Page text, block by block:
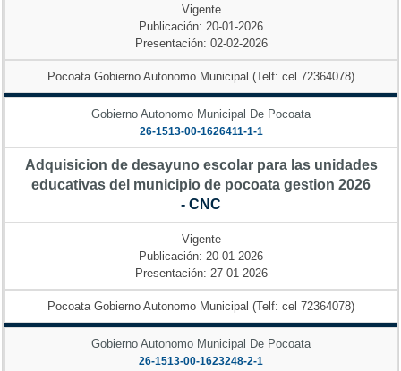
Vigente
Publicación: 20-01-2026
Presentación: 02-02-2026
Pocoata Gobierno Autonomo Municipal (Telf: cel 72364078)
Gobierno Autonomo Municipal De Pocoata
26-1513-00-1626411-1-1
Adquisicion de desayuno escolar para las unidades
educativas del municipio de pocoata gestion 2026
- CNC
Vigente
Publicación: 20-01-2026
Presentación: 27-01-2026
Pocoata Gobierno Autonomo Municipal (Telf: cel 72364078)
Gobierno Autonomo Municipal De Pocoata
26-1513-00-1623248-2-1